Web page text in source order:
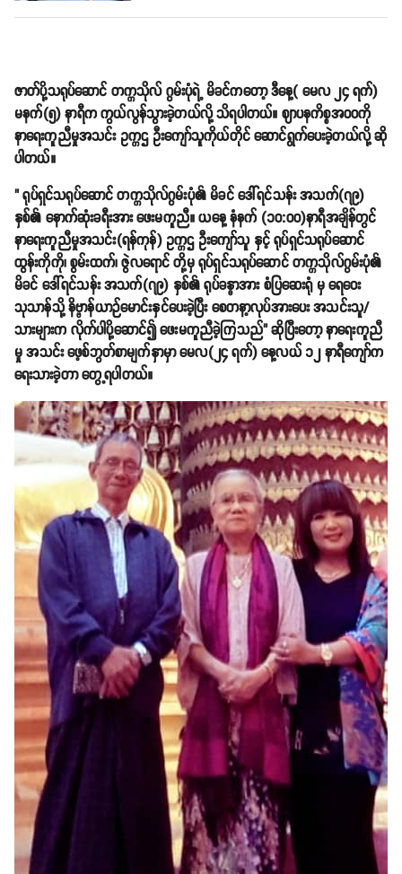
ဇာတ်ပို့သရုပ်ဆောင် တက္ကသိုလ် ဂွမ်းပုံရဲ့ မိခင်ကတော့ ဒီနေ့( မေလ ၂၄ ရက်)
မနက်(၅) နာရီက ကွယ်လွန်သွားခဲ့တယ်လို့ သိရပါတယ်။ ဈာပနကိစ္စအဝဝကို
နာရေးကူညီမှုအသင်း ဥက္ကဌ ဦးကျော်သူကိုယ်တိုင် ဆောင်ရွက်ပေးခဲ့တယ်လို့ ဆို
ပါတယ်။
" ရုပ်ရှင်သရုပ်ဆောင် တက္ကသိုလ်ဂွမ်းပုံ၏ မိခင် ဒေါ်ရင်သန်း အသက်(၇၉)
နှစ်၏ နောက်ဆုံးခရီးအား ဖေးမကူညီ။ ယနေ့ နံနက် (၁၀:ဝဝ)နာရီအချိန်တွင်
နာရေးကူညီမှုအသင်း(ရန်ကုန်) ဥက္ကဌ ဦးကျော်သူ နှင့် ရုပ်ရှင်သရုပ်ဆောင်
ထွန်းကိုကို၊ စွမ်းထက်၊ ဇွဲလရောင် တို့မှ ရုပ်ရှင်သရုပ်ဆောင် တက္ကသိုလ်ဂွမ်းပုံ၏
မိခင် ဒေါ်ရင်သန်း အသက်(၇၉) နှစ်၏ ရုပ်ခန္ဓာအား စံပြဆေးရုံ မှ ရေဝေး
သုသာန်သို့ နိဗ္ဗာန်ယာဉ်မောင်းနှင်ပေးခဲ့ပြီး စေတနာ့လုပ်အားပေး အသင်းသူ/
သားများက လိုက်ပါပို့ဆောင်၍ ဖေးမကူညီခဲ့ကြသည်" ဆိုပြီးတော့ နာရေးကူညီ
မှု အသင်း ဖေ့စ်ဘွတ်စာမျက်နှာမှာ မေလ(၂၄ ရက်) နေ့လယ် ၁၂ နာရီကျော်က
ရေးသားခဲ့တာ တွေ့ရပါတယ်။